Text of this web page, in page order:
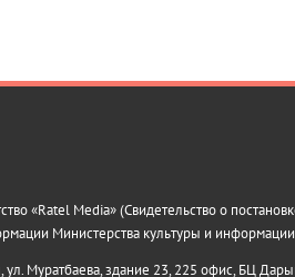
«Ratel Media» (Свидетельство о
Министерства культуры и
ул. Муратбаева, здание 23, 225 офис, БЦ